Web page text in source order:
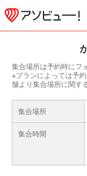
集合場所は予約時にフ
※プランによっては予
舗より集合場所に関す
集合場所
集合時間